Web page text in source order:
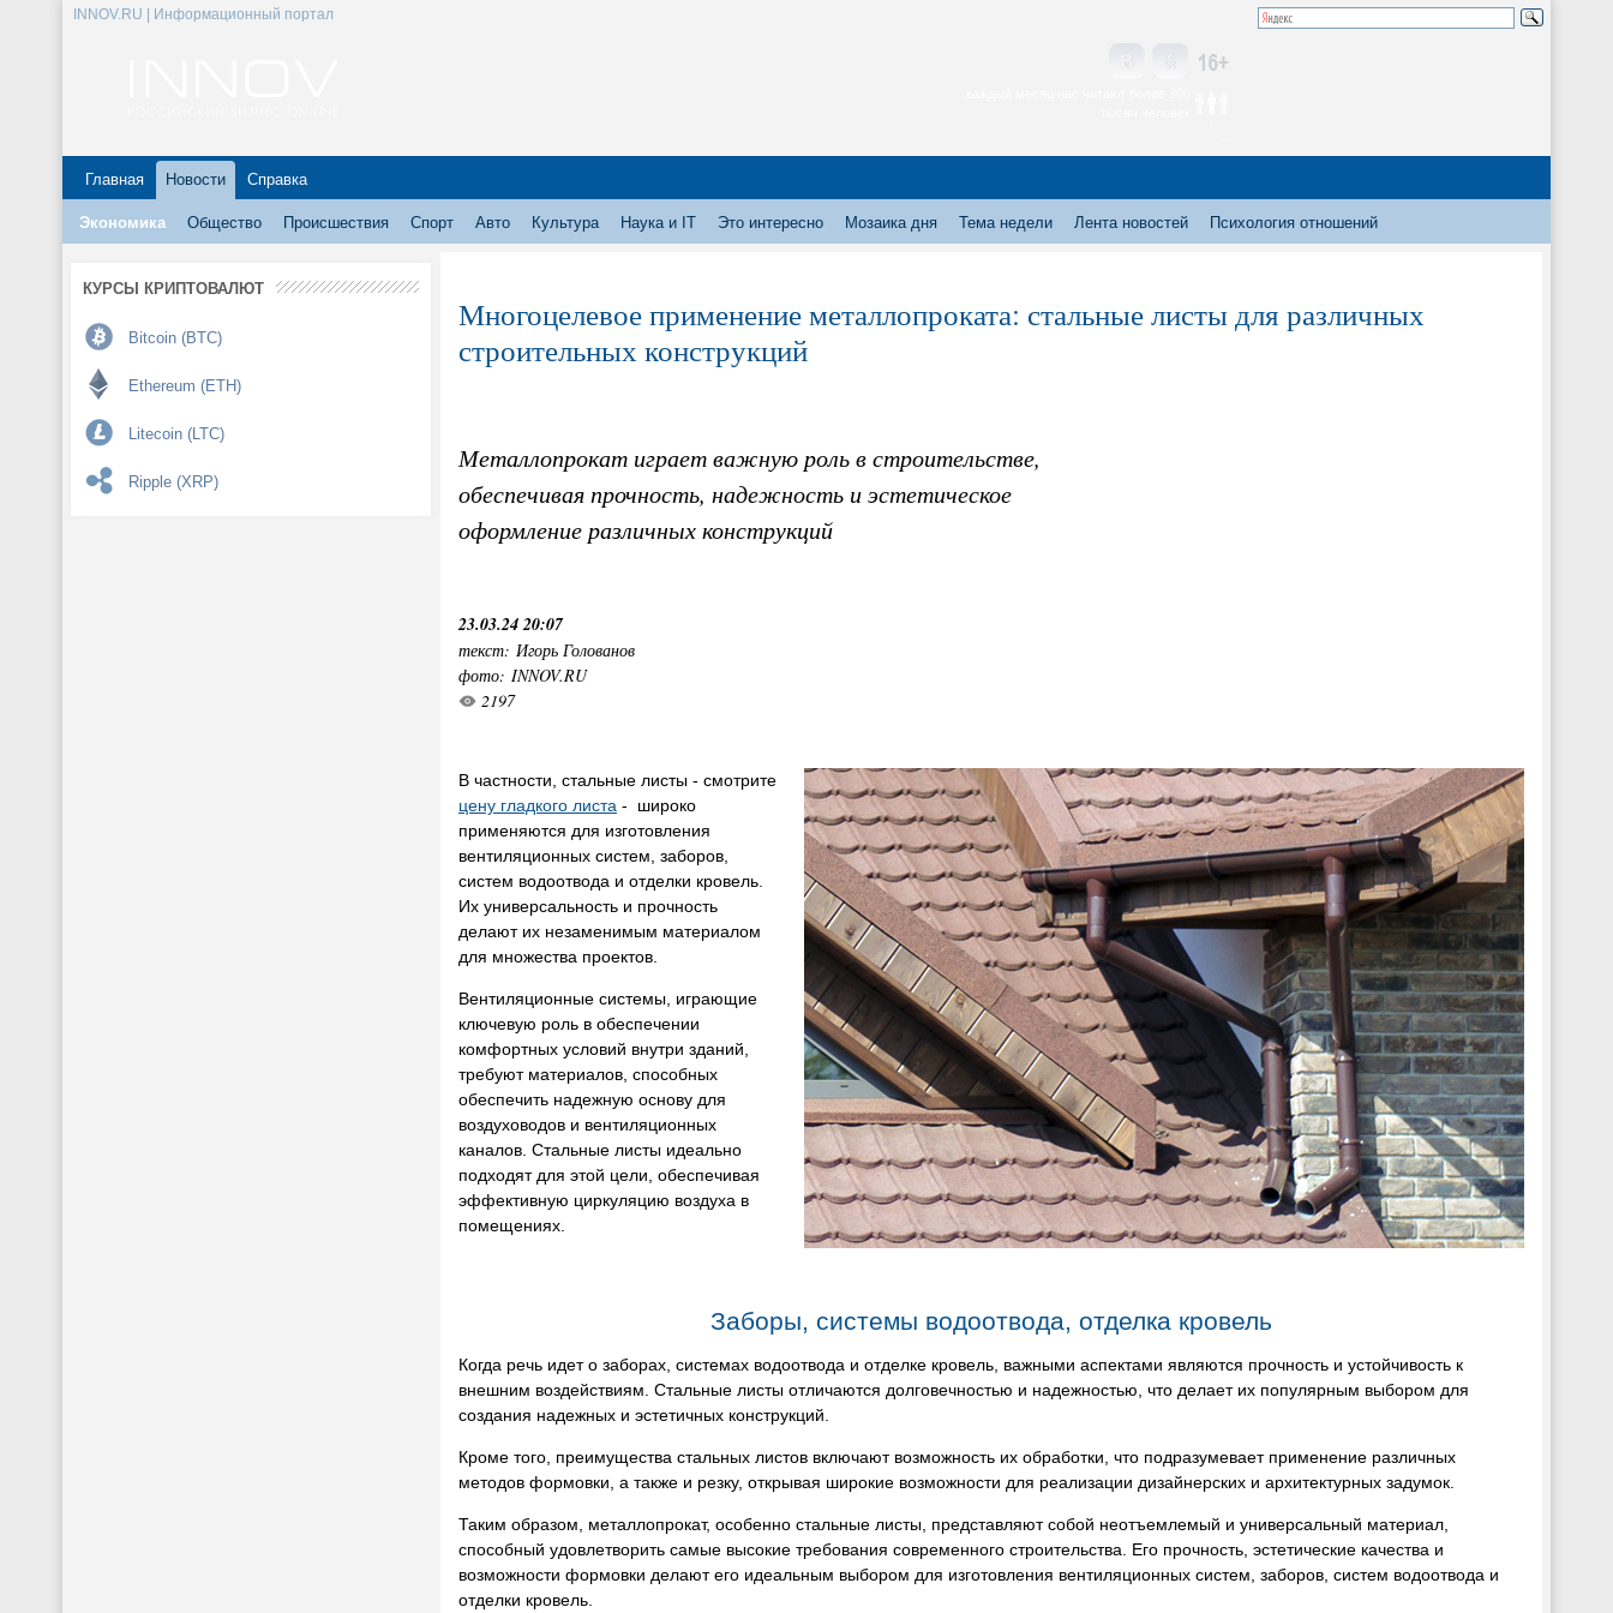
INNOV.RU | Информационный портал
Главная Новости Справка
Экономика Общество Происшествия Спорт Авто Культура Наука и IT Это интересно Мозаика дня Тема недели Лента новостей Психология отношений
КУРСЫ КРИПТОВАЛЮТ
Bitcoin (BTC)
Ethereum (ETH)
Litecoin (LTC)
Ripple (XRP)
Многоцелевое применение металлопроката: стальные листы для различных
строительных конструкций
Металлопрокат играет важную роль в строительстве,
обеспечивая прочность, надежность и эстетическое
оформление различных конструкций
23.03.24 20:07
текст: Игорь Голованов
фото: INNOV.RU
2197
В частности, стальные листы - смотрите
цену гладкого листа - широко
применяются для изготовления
вентиляционных систем, заборов,
систем водоотвода и отделки кровель.
Их универсальность и прочность
делают их незаменимым материалом
для множества проектов.
Вентиляционные системы, играющие
ключевую роль в обеспечении
комфортных условий внутри зданий,
требуют материалов, способных
обеспечить надежную основу для
воздуховодов и вентиляционных
каналов. Стальные листы идеально
подходят для этой цели, обеспечивая
эффективную циркуляцию воздуха в
помещениях.
Заборы, системы водоотвода, отделка кровель
Когда речь идет о заборах, системах водоотвода и отделке кровель, важными аспектами являются прочность и устойчивость к
внешним воздействиям. Стальные листы отличаются долговечностью и надежностью, что делает их популярным выбором для
создания надежных и эстетичных конструкций.
Кроме того, преимущества стальных листов включают возможность их обработки, что подразумевает применение различных
методов формовки, а также и резку, открывая широкие возможности для реализации дизайнерских и архитектурных задумок.
Таким образом, металлопрокат, особенно стальные листы, представляют собой неотъемлемый и универсальный материал,
способный удовлетворить самые высокие требования современного строительства. Его прочность, эстетические качества и
возможности формовки делают его идеальным выбором для изготовления вентиляционных систем, заборов, систем водоотвода и
отделки кровель.